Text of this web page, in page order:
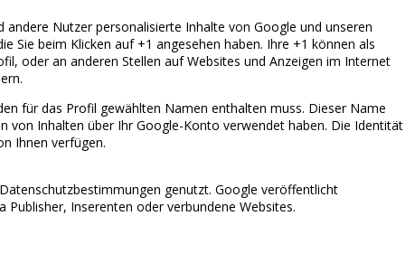
Nutzer personalisierte Inhalte von Google und unseren
Sie beim Klicken auf +1 angesehen haben. Ihre +1 können als
oder an anderen Stellen auf Websites und Anzeigen im Internet
für das Profil gewählten Namen enthalten muss. Dieser Name
von Inhalten über Ihr Google-Konto verwendet haben. Die Identität
Ihnen verfügen.
genutzt. Google veröffentlicht
Inserenten oder verbundene Websites.